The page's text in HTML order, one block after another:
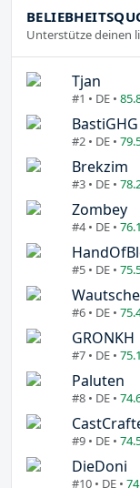
Unterstütze deinen
Tjan
#1 • DE •
BastiGHG
#2 • DE •
Brekzim
#3 • DE •
Zombey
#4 • DE •
#5 • DE •
#6 • DE •
GRONKH
#7 • DE •
Paluten
#8 • DE •
#9 • DE •
DieDoni
#10 • DE •